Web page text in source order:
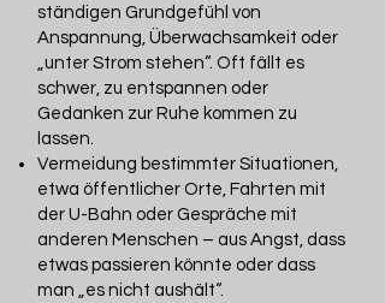
ständigen Grundgefühl von
Anspannung, Überwachsamkeit oder
„unter Strom stehen“. Oft fällt es
schwer, zu entspannen oder
Gedanken zur Ruhe kommen zu
lassen.
Vermeidung bestimmter Situationen,
etwa öffentlicher Orte, Fahrten mit
der U-Bahn oder Gespräche mit
anderen Menschen – aus Angst, dass
etwas passieren könnte oder dass
man „es nicht aushält“.